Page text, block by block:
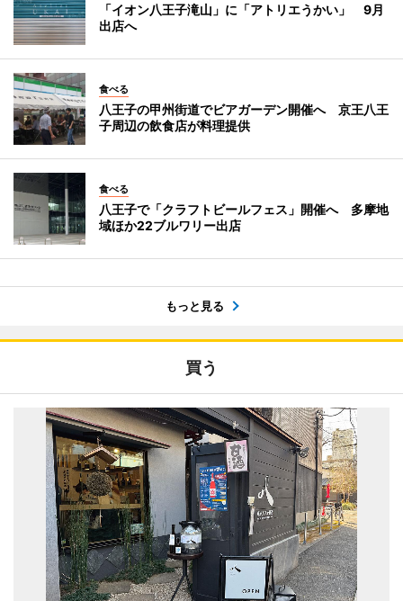
「イオン八王子滝山」に「アトリエうかい」 9月
出店へ
食べる
八王子の甲州街道でビアガーデン開催へ 京王八王
子周辺の飲食店が料理提供
食べる
八王子で「クラフトビールフェス」開催へ 多摩地
域ほか22ブルワリー出店
もっと見る
買う